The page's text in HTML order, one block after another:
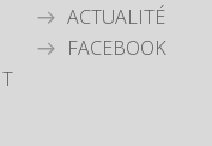
ACTUALITÉ
FACEBOOK